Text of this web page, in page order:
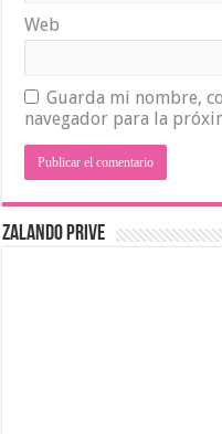
Web
Guarda mi nombre,
navegador para la
ZALANDO PRIVE